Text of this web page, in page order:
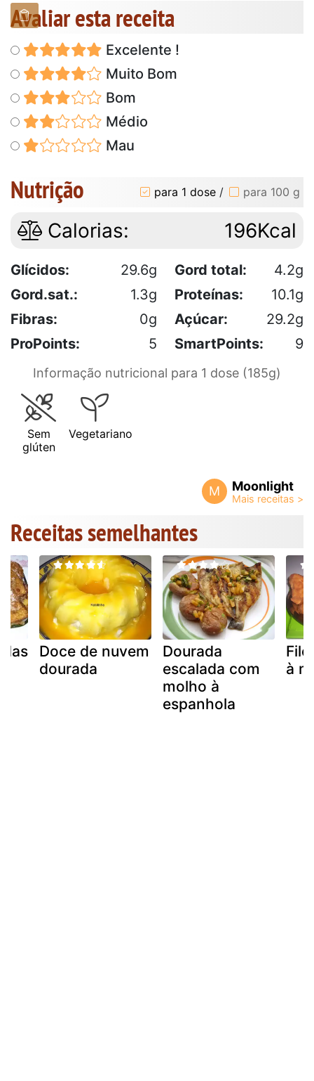
Avaliar esta receita
Excelente !
Muito Bom
Bom
Médio
Mau
Nutrição para 1 dose / para 100 g
Calorias: 196Kcal
Glícidos: 29.6g Gord total:
4.2g
Gord.sat.:
1.3g Proteínas:
10.1g
Fibras:
0g Açúcar:
29.2g
ProPoints:
5 SmartPoints: 9
Informação nutricional para 1 dose (185g)
Sem
glúten
Vegetariano
M Moonlight
Receitas semelhantes
Doce de nuvem
dourada
Dourada
escalada com
molho à
espanhola
à